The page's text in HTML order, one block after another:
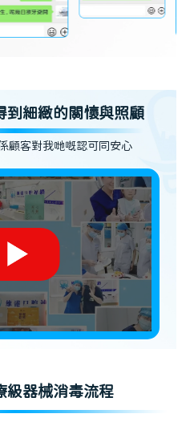
到細緻的關懷與照顧
顧客對我哋嘅認可同安心
級器械消毒流程